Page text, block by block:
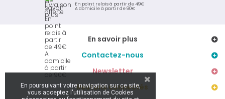
En point relais à partir de 49€
A domicile à partir de 90€
En savoir plus
Contactez-nous
Newsletter
Restons connectés
En poursuivant votre navigation sur ce site,
vous acceptez l'utilisation de Cookies